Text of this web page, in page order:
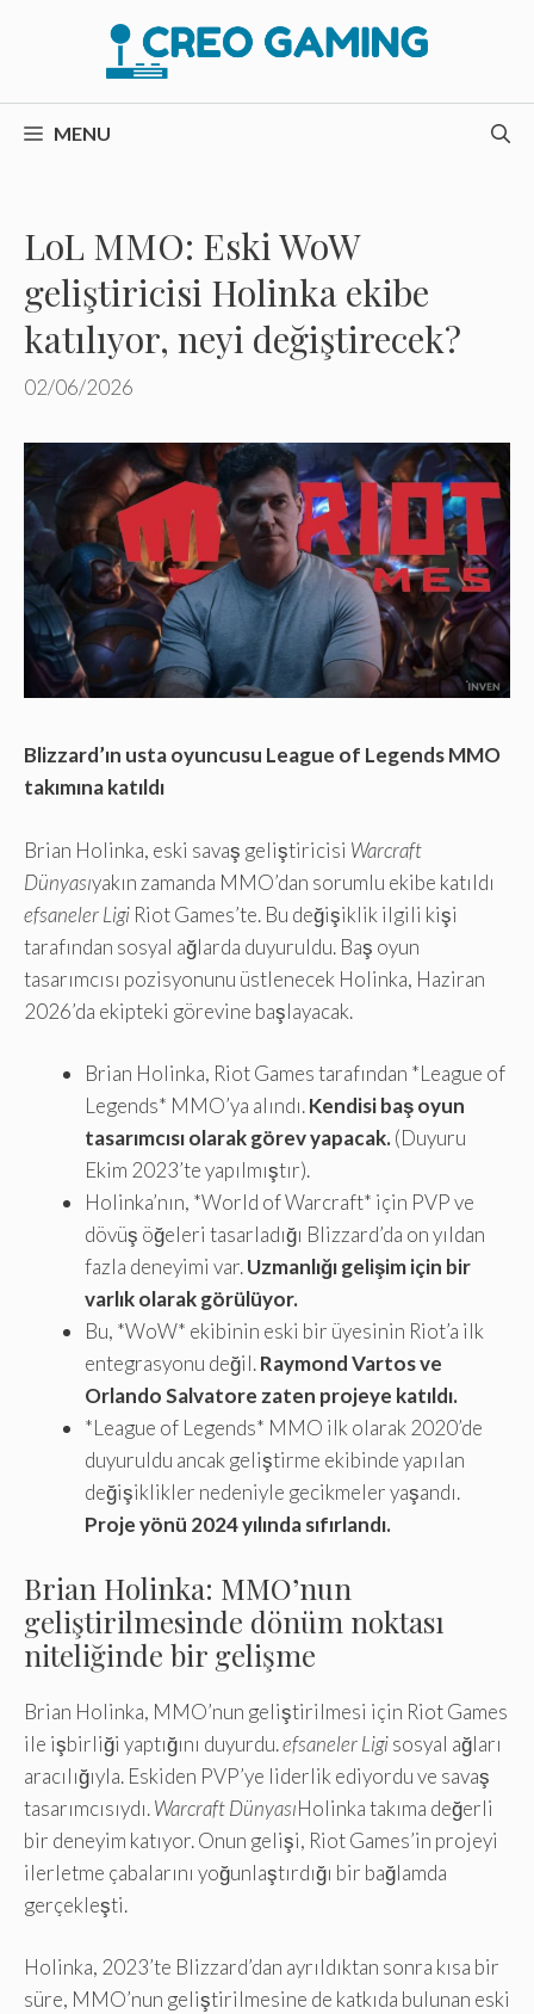
MENU
LoL MMO: Eski WoW
geliştiricisi Holinka ekibe
katılıyor, neyi değiştirecek?
02/06/2026
Blizzard’ın usta oyuncusu League of Legends MMO
takımına katıldı
Brian Holinka, eski savaş geliştiricisi Warcraft
Dünyasıyakın zamanda MMO’dan sorumlu ekibe katıldı
efsaneler Ligi Riot Games’te. Bu değişiklik ilgili kişi
tarafından sosyal ağlarda duyuruldu. Baş oyun
tasarımcısı pozisyonunu üstlenecek Holinka, Haziran
2026’da ekipteki görevine başlayacak.
Brian Holinka, Riot Games tarafından *League of
Legends* MMO’ya alındı.Kendisi baş oyun
tasarımcısı olarak görev yapacak.(Duyuru
Ekim 2023’te yapılmıştır).
Holinka’nın, *World of Warcraft* için PVP ve
dövüş öğeleri tasarladığı Blizzard’da on yıldan
fazla deneyimi var.Uzmanlığı gelişim için bir
varlık olarak görülüyor.
Bu, *WoW* ekibinin eski bir üyesinin Riot’a ilk
entegrasyonu değil.Raymond Vartos ve
Orlando Salvatore zaten projeye katıldı.
*League of Legends* MMO ilk olarak 2020’de
duyuruldu ancak geliştirme ekibinde yapılan
değişiklikler nedeniyle gecikmeler yaşandı.
Proje yönü 2024 yılında sıfırlandı.
Brian Holinka: MMO’nun
geliştirilmesinde dönüm noktası
niteliğinde bir gelişme
Brian Holinka, MMO’nun geliştirilmesi için Riot Games
ile işbirliği yaptığını duyurdu.efsaneler Ligisosyal ağları
aracılığıyla. Eskiden PVP’ye liderlik ediyordu ve savaş
tasarımcısıydı.Warcraft DünyasıHolinka takıma değerli
bir deneyim katıyor. Onun gelişi, Riot Games’in projeyi
ilerletme çabalarını yoğunlaştırdığı bir bağlamda
gerçekleşti.
Holinka, 2023’te Blizzard’dan ayrıldıktan sonra kısa bir
süre, MMO’nun geliştirilmesine de katkıda bulunan eski